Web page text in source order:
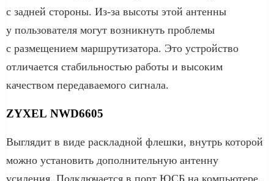
с задней стороны. Из-за высоты этой антенны
у пользователя могут возникнуть проблемы
с размещением маршрутизатора. Это устройство
отличается стабильностью работы и высоким
качеством передаваемого сигнала.
ZYXEL NWD6605
Выглядит в виде раскладной флешки, внутрь которой
можно установить дополнительную антенну
усиления. Подключается в порт ЮСБ на компьютере.